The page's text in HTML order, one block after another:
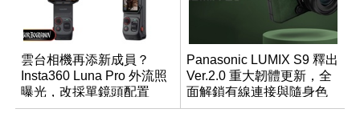
雲台相機再添新成員？
Insta360 Luna Pro 外流照
曝光，改採單鏡頭配置
Panasonic LUMIX S9 釋出
Ver.2.0 重大韌體更新，全
面解鎖有線連接與隨身色
調編輯